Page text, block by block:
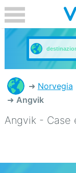
Norvegia
Angvik
Angvik - Case